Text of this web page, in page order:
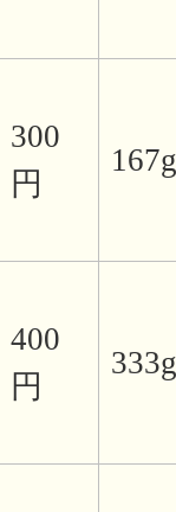
300
円
167g
400
円
333g